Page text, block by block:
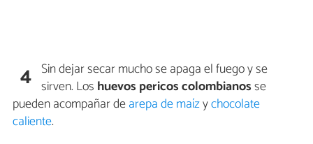
4 Sin dejar secar mucho se apaga el fuego y se
sirven. Los huevos pericos colombianosse
pueden acompañar dearepa de maízychocolate
caliente.